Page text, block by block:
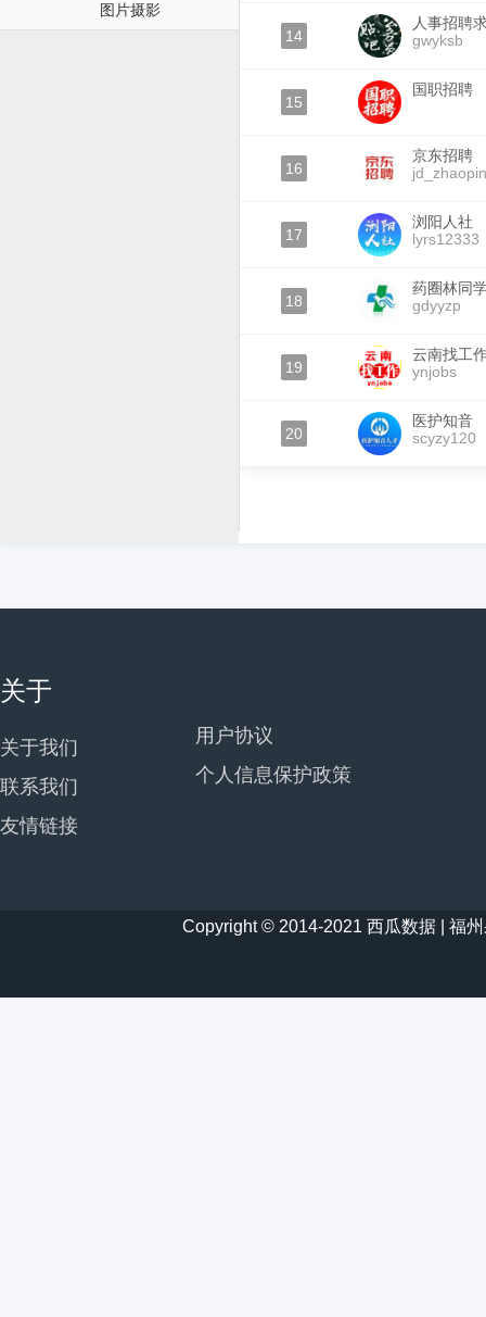
图片摄影
14
人事招聘
gwyksb
15
国职招聘
16
京东招聘
jd_zhaopin
17
浏阳人社
lyrs12333
18
药圈林同
gdyyzp
19
云南找工
ynjobs
20
医护知音
scyzy120
关于
关于我们
联系我们
友情链接
用户协议
个人信息保护政策
Copyright © 2014-2021 西瓜数据 | 福